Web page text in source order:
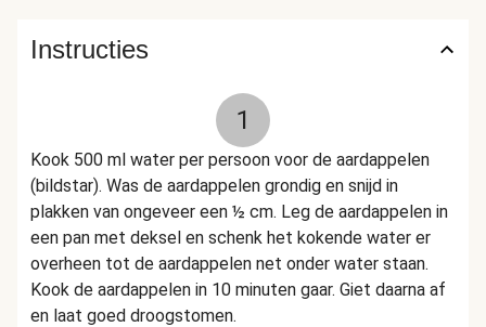
Instructies
1
Kook 500 ml water per persoon voor de aardappelen
(bildstar). Was de aardappelen grondig en snijd in
plakken van ongeveer een ½ cm. Leg de aardappelen in
een pan met deksel en schenk het kokende water er
overheen tot de aardappelen net onder water staan.
Kook de aardappelen in 10 minuten gaar. Giet daarna af
en laat goed droogstomen.